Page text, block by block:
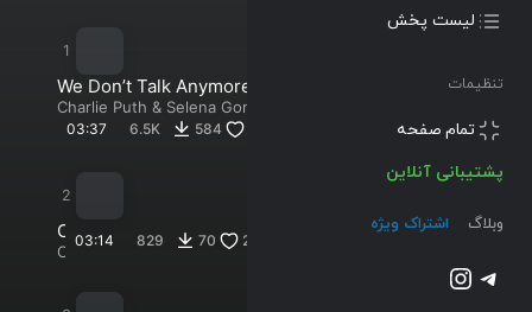
لیست پخش
تنظیمات
تمام صفحه
پشتیبانی آنلاین
وبلاگ اشتراک ویژه
تلگراماینستاگرم
We Don’t Talk Anymore (feat.
Selena Gomez)
Charlie Puth & Selena Gomez
03:37 6.5K 584
O
n
Charlie
03:14 829 70 26